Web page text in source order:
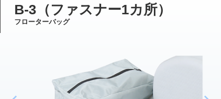
B-3（ファスナー1カ所）
フローターバッグ